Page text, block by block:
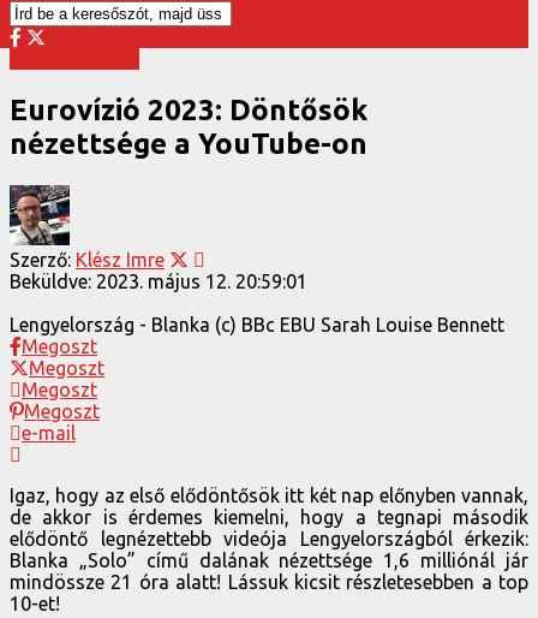
Eurovízió 2023: Döntősök
nézettsége a YouTube-on
Szerző: Klész Imre
Beküldve: 2023. május 12. 20:59:01
Lengyelország - Blanka (c) BBc EBU Sarah Louise Bennett
Megoszt
Megoszt
Megoszt
Megoszt
e-mail
Igaz, hogy az első elődöntősök itt két nap előnyben vannak,
de akkor is érdemes kiemelni, hogy a tegnapi második
elődöntő legnézettebb videója Lengyelországból érkezik:
Blanka „Solo” című dalának nézettsége 1,6 milliónál jár
mindössze 21 óra alatt! Lássuk kicsit részletesebben a top
10-et!